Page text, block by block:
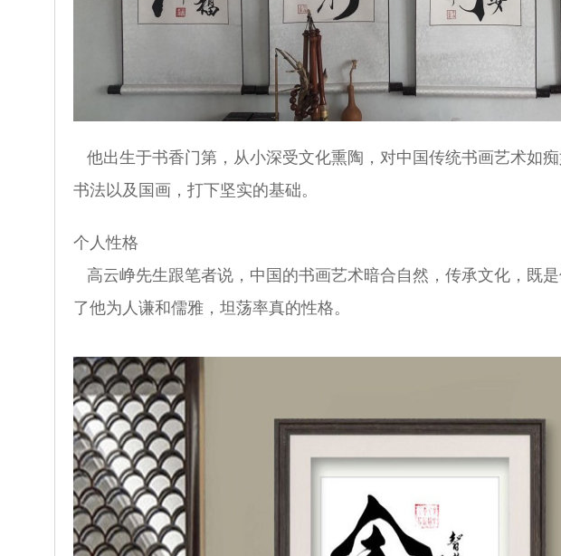
他出生于书香门第，从小深受文化熏陶，对中国传统书画艺术如
书法以及国画，打下坚实的基础。
个人性格
高云峥先生跟笔者说，中国的书画艺术暗合自然，传承文化，既
了他为人谦和儒雅，坦荡率真的性格。